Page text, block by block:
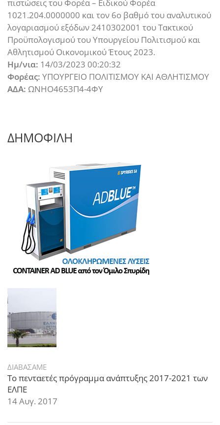
πιστώσεις του Φορέα – Ειδικού Φορέα
1021.204.0000000 και τον 6ο βαθμό του αναλυτικού
λογαριασμού εξόδων 2410302001 του Τακτικού
Προϋπολογισμού του Υπουργείου Πολιτισμού και
Αθλητισμού Οικονομικού Έτους 2023.
Ημ/νια: 14/03/2023 00:20:32
Φορέας: ΥΠΟΥΡΓΕΙΟ ΠΟΛΙΤΙΣΜΟΥ ΚΑΙ ΑΘΛΗΤΙΣΜΟΥ
ΑΔΑ: ΩΝΗΟ4653Π4-4ΦΥ
ΔΗΜΟΦΙΛΗ
ΔΙΑΒΑΣΑΜΕ
Το πενταετές πρόγραμμα ανάπτυξης 2017-2021 των
ΕΛΠΕ
14 Αυγ. 2017